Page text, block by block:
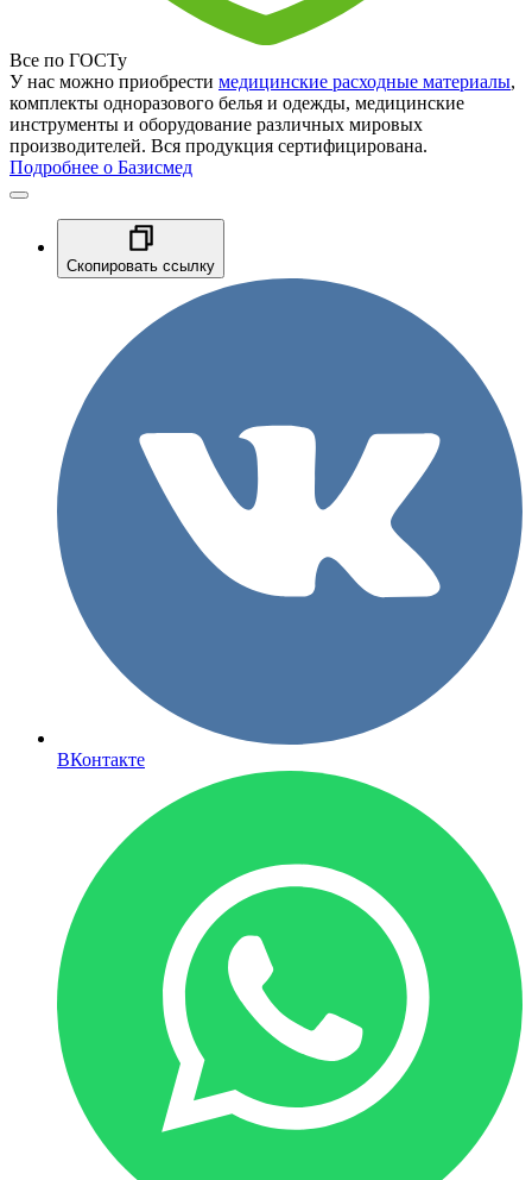
Все по ГОСТу
У нас можно приобрести медицинские расходные материалы,
комплекты одноразового белья и одежды, медицинские
инструменты и оборудование различных мировых
производителей. Вся продукция сертифицирована.
Подробнее о Базисмед
Скопировать ссылку
ВКонтакте